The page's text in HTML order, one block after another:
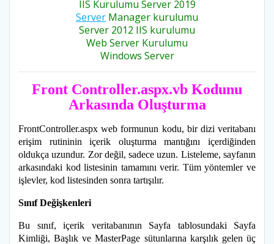
IIS Kurulumu Server 2019
Server Manager kurulumu
Server 2012 IIS kurulumu
Web Server Kurulumu
Windows Server
Front Controller.aspx.vb Kodunu
Arkasında Oluşturma
FrontController.aspx web formunun kodu, bir dizi veritabanı
erişim rutininin içerik oluşturma mantığını içerdiğinden
oldukça uzundur. Zor değil, sadece uzun. Listeleme, sayfanın
arkasındaki kod listesinin tamamını verir. Tüm yöntemler ve
işlevler, kod listesinden sonra tartışılır.
Sınıf Değişkenleri
Bu sınıf, içerik veritabanının Sayfa tablosundaki Sayfa
Kimliği, Başlık ve MasterPage sütunlarına karşılık gelen üç